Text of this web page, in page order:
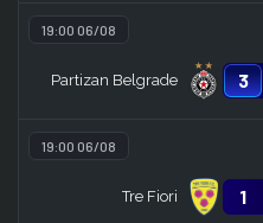
19:00 06/08
Partizan Belgrade 3
19:00 06/08
Tre Fiori 1